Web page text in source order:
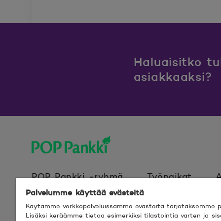
Haluaisitko
asiakkaaksi?
POP Pankki -ryhmä
Työpaikat
Evästeet Verkkosivun käyttöehdot
Palvelumme käyttää evästeitä
Käytämme verkkopalveluissamme evästeitä tarjotaksemme
Lisäksi keräämme tietoa esimerkiksi tilastointia varten ja